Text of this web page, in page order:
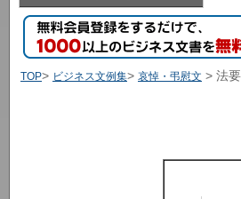
TOP> ビジネス文例集> 哀悼・弔慰文 > 法